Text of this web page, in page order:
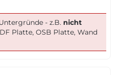
- z.B. nicht
Platte, OSB Platte, Wand